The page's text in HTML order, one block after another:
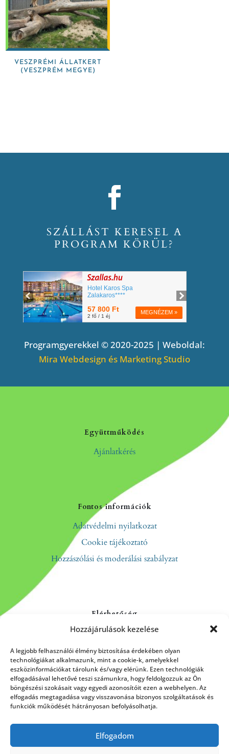
Hozzájárulások kezelése
A legjobb felhasználói élmény biztosítása érdekében olyan
technológiákat alkalmazunk, mint a cookie-k, amelyekkel
eszközinformációkat tárolunk és/vagy elérünk. Ezen technológiák
elfogadásával lehetővé teszi számunkra, hogy feldolgozzuk az Ön
böngészési szokásait vagy egyedi azonosítóit ezen a webhelyen. Az
elfogadás megtagadása vagy visszavonása bizonyos szolgáltatások és
funkciók működését hátrányosan befolyásolhatja.
Elfogadom
VESZPRÉMI ÁLLATKERT
(VESZPRÉM MEGYE)
SZÁLLÁST KERESEL A
PROGRAM KÖRÜL?
Programgyerekkel © 2020-2025 | Weboldal:
Mira Webdesign és Marketing Studio
Együttműködés
Ajánlatkérés
Fontos információk
Adatvédelmi nyilatkozat
Cookie tájékoztató
Hozzászólási és moderálási szabályzat
Elérhetőség
Kapcsolat
Rólunk
HÍRLEVÉL FELIRATKOZÁS